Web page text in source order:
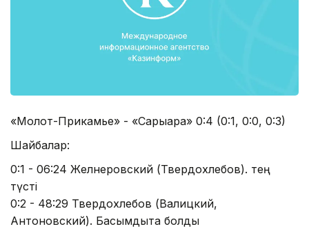
«Молот-Прикамье» - «Сарыарқа» 0:4 (0:1, 0:0, 0:3)
Шайбалар:
0:1 - 06:24 Желнеровский (Твердохлебов). тең
түсті
0:2 - 48:29 Твердохлебов (Валицкий,
Антоновский). Басымдықта болды